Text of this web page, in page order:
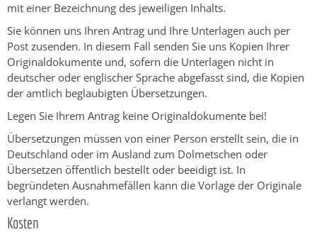
mit einer Bezeichnung des jeweiligen Inhalts.
Sie können uns Ihren Antrag und Ihre Unterlagen auch per
Post zusenden. In diesem Fall senden Sie uns Kopien Ihrer
Originaldokumente und, sofern die Unterlagen nicht in
deutscher oder englischer Sprache abgefasst sind, die Kopien
der amtlich beglaubigten Übersetzungen.
Legen Sie Ihrem Antrag keine Originaldokumente bei!
Übersetzungen müssen von einer Person erstellt sein, die in
Deutschland oder im Ausland zum Dolmetschen oder
Übersetzen öffentlich bestellt oder beeidigt ist. In
begründeten Ausnahmefällen kann die Vorlage der Originale
verlangt werden.
Kosten